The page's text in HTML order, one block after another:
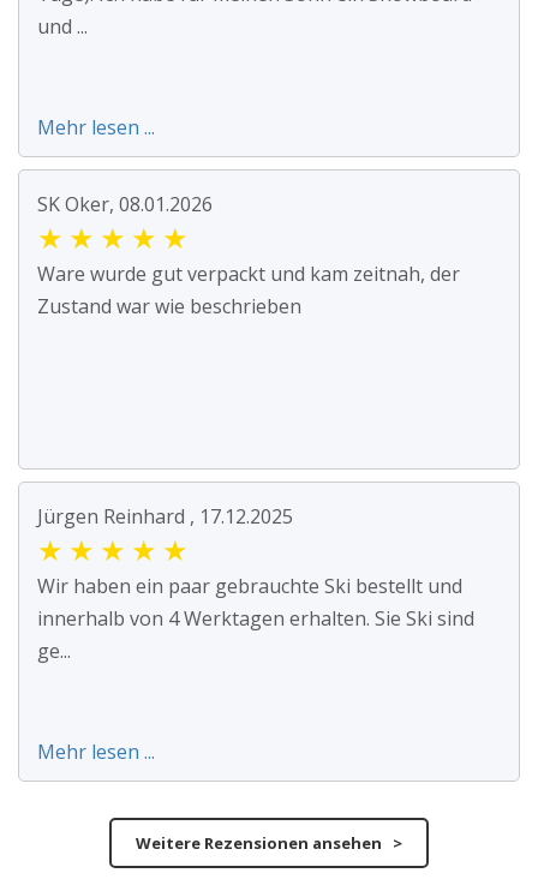
und ...
Mehr lesen ...
SK Oker, 08.01.2026
★ ★ ★ ★ ★
Ware wurde gut verpackt und kam zeitnah, der
Zustand war wie beschrieben
Jürgen Reinhard , 17.12.2025
★ ★ ★ ★ ★
Wir haben ein paar gebrauchte Ski bestellt und
innerhalb von 4 Werktagen erhalten. Sie Ski sind
ge...
Mehr lesen ...
Weitere Rezensionen ansehen >